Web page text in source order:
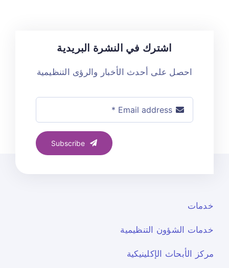
اشترك في النشرة البريدية
احصل على أحدث الأخبار والرؤى التنظيمية
Subscribe
خدمات
خدمات الشؤون التنظيمية
مركز الأبحاث الإكلينيكية